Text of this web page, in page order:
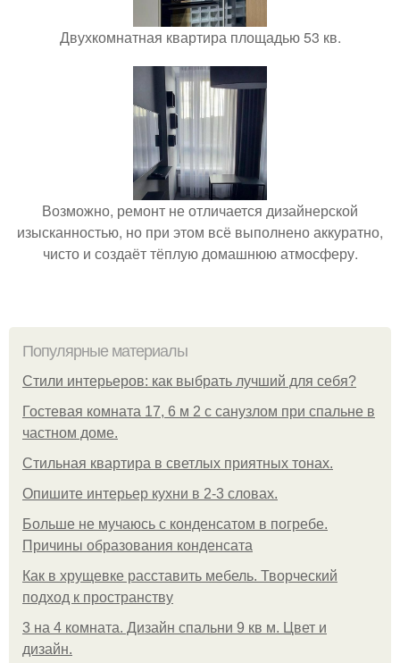
Двухкомнатная квартира площадью 53 кв.
Возможно, ремонт не отличается дизайнерской
изысканностью, но при этом всё выполнено аккуратно,
чисто и создаёт тёплую домашнюю атмосферу.
Популярные материалы
Стили интерьеров: как выбрать лучший для себя?
Гостевая комната 17, 6 м 2 с санузлом при спальне в
частном доме.
Стильная квартира в светлых приятных тонах.
Опишите интерьер кухни в 2-3 словах.
Больше не мучаюсь с конденсатом в погребе.
Причины образования конденсата
Как в хрущевке расставить мебель. Творческий
подход к пространству
3 на 4 комната. Дизайн спальни 9 кв м. Цвет и
дизайн.